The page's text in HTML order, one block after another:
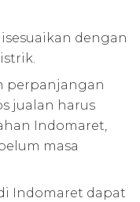
dengan
perpanjangan
jualan harus
Indomaret,
masa
Indomaret dapat